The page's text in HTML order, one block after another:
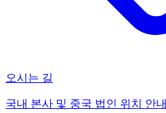
오시는 길
국내 본사 및 중국 법인 위치 안내